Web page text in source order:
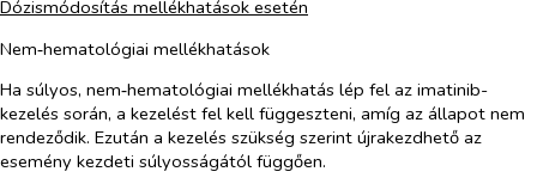
Dózismódosítás mellékhatások esetén
Nem‑hematológiai mellékhatások
Ha súlyos, nem‑hematológiai mellékhatás lép fel az imatinib-
kezelés során, a kezelést fel kell függeszteni, amíg az állapot nem
rendeződik. Ezután a kezelés szükség szerint újrakezdhető az
esemény kezdeti súlyosságától függően.